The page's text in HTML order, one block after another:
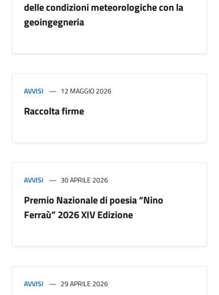
delle condizioni meteorologiche con la
geoingegneria
AVVISI 12 MAGGIO 2026
Raccolta firme
AVVISI 30 APRILE 2026
Premio Nazionale di poesia “Nino
Ferraù” 2026 XIV Edizione
AVVISI 29 APRILE 2026